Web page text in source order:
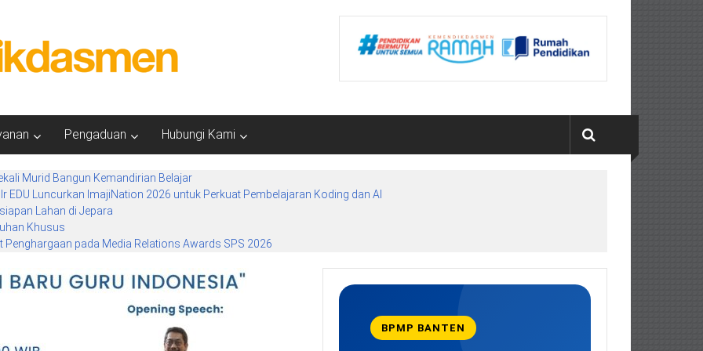
Pengaduan Hubungi Kami
Murid Bangun Kemandirian Belajar
EDU Luncurkan ImajiNation 2026 untuk Perkuat Pembelajaran Koding dan AI
Lahan di Jepara
Khusus
pada Media Relations Awards SPS 2026
BPMP BANTEN